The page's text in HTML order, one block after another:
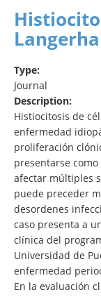
Type:
Journal
Description:
Histiocitosis de
enfermedad
proliferación
presentarse
afectar múltiples
puede preceder
desordenes
caso presenta a
clínica del
Universidad de
enfermedad
En la evaluación